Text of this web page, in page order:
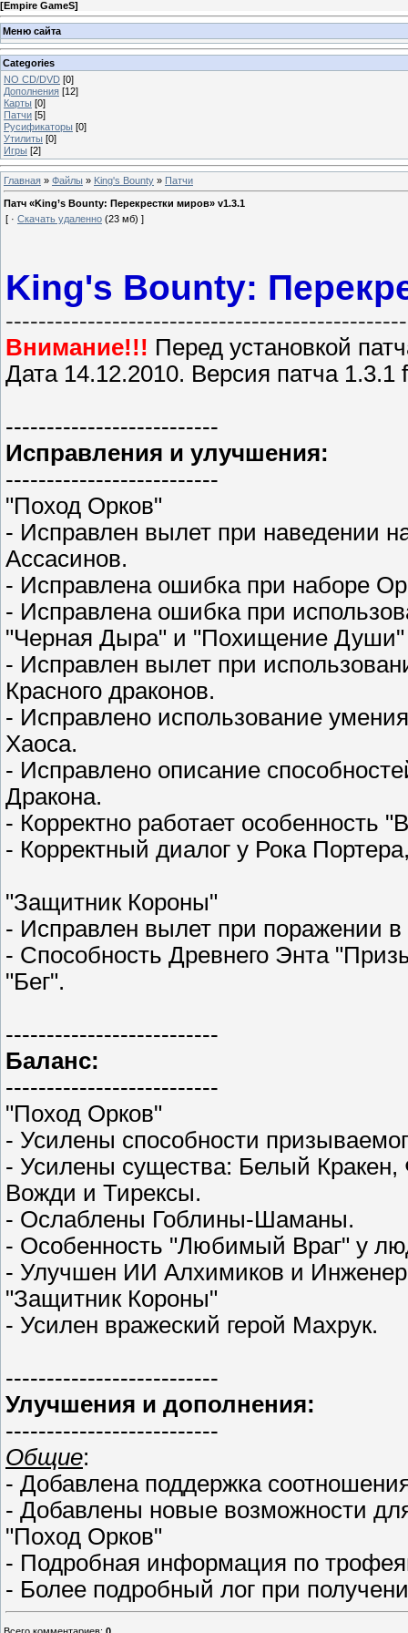
[Empire GameS]
Меню сайта
Categories
NO CD/DVD [0]
Дополнения [12]
Карты [0]
Патчи [5]
Русификаторы [0]
Утилиты [0]
Игры [2]
Главная » Файлы » King's Bounty » Патчи
Патч «King’s Bounty: Перекрестки миров» v1.3.1
[ · Скачать удаленно (23 мб) ]
King's Bounty:
Внимание!!! Перед установкой
Дата 14.12.2010. Версия патча 1.3.1
--------------------------
Исправления и улучшения:
--------------------------
"Поход Орков"
- Исправлен вылет при наведении
Ассасинов.
- Исправлена ошибка при наборе
- Исправлена ошибка при
"Черная Дыра" и "Похищение Души"
- Исправлен вылет при
Красного драконов.
- Исправлено использование
Хаоса.
- Исправлено описание
Дракона.
- Корректно работает особенность
- Корректный диалог у Рока
"Защитник Короны"
- Исправлен вылет при поражении
- Способность Древнего Энта
"Бег".
--------------------------
Баланс:
--------------------------
"Поход Орков"
- Усилены способности
- Усилены существа: Белый
Вожди и Тирексы.
- Ослаблены Гоблины-Шаманы.
- Особенность "Любимый Враг" у
- Улучшен ИИ Алхимиков и
"Защитник Короны"
- Усилен вражеский герой Махрук.
--------------------------
Улучшения и дополнения:
--------------------------
Общие:
- Добавлена поддержка
- Добавлены новые возможности
"Поход Орков"
- Подробная информация по
- Более подробный лог при